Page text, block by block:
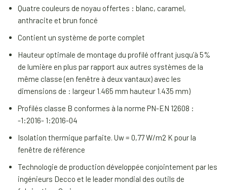
Quatre couleurs de noyau offertes : blanc, caramel,
anthracite et brun foncé
Contient un système de porte complet
Hauteur optimale de montage du profilé offrant jusqu’à 5%
de lumière en plus par rapport aux autres systèmes de la
même classe (en fenêtre à deux vantaux) avec les
dimensions de : largeur 1.465 mm hauteur 1.435 mm)
Profilés classe B conformes à la norme PN-EN 12608 :
-1:2016- 1:2016-04
Isolation thermique parfaite. Uw = 0,77 W/m2 K pour la
fenêtre de référence
Technologie de production développée conjointement par les
ingénieurs Decco et le leader mondial des outils de